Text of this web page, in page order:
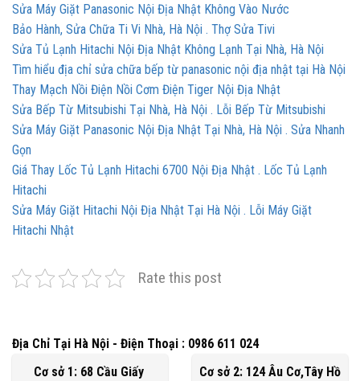
Sửa Máy Giặt Panasonic Nội Địa Nhật Không Vào Nước
Bảo Hành, Sửa Chữa Ti Vi Nhà, Hà Nội . Thợ Sửa Tivi
Sửa Tủ Lạnh Hitachi Nội Địa Nhật Không Lạnh Tại Nhà, Hà Nội
Tìm hiểu địa chỉ sửa chữa bếp từ panasonic nội địa nhật tại Hà Nội
Thay Mạch Nồi Điện Nồi Cơm Điện Tiger Nội Địa Nhật
Sửa Bếp Từ Mitsubishi Tại Nhà, Hà Nội . Lỗi Bếp Từ Mitsubishi
Sửa Máy Giặt Panasonic Nội Địa Nhật Tại Nhà, Hà Nội . Sửa Nhanh
Gọn
Giá Thay Lốc Tủ Lạnh Hitachi 6700 Nội Địa Nhật . Lốc Tủ Lạnh
Hitachi
Sửa Máy Giặt Hitachi Nội Địa Nhật Tại Hà Nội . Lỗi Máy Giặt
Hitachi Nhật
Rate this post
Địa Chỉ Tại Hà Nội - Điện Thoại : 0986 611 024
Cơ sở 1: 68 Cầu Giấy
Cơ sở 2: 124 Âu Cơ,Tây Hồ